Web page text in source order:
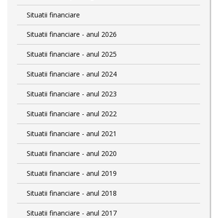
Situatii financiare
Situatii financiare - anul 2026
Situatii financiare - anul 2025
Situatii financiare - anul 2024
Situatii financiare - anul 2023
Situatii financiare - anul 2022
Situatii financiare - anul 2021
Situatii financiare - anul 2020
Situatii financiare - anul 2019
Situatii financiare - anul 2018
Situatii financiare - anul 2017